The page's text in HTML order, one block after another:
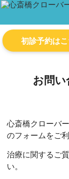
初診予約は
お問い
心斎橋クローバ
のフォームをご
治療に関するご
い。